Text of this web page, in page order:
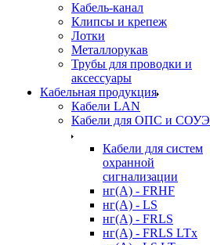
Кабель-канал
Клипсы и крепеж
Лотки
Металлорукав
Трубы для проводки и
аксессуары
Кабельная продукция
Кабели LAN
Кабели для ОПС и СОУЭ
Кабели для систем
охранной
сигнализации
нг(A) - FRHF
нг(A) - LS
нг(А) - FRLS
нг(А) - FRLS LTx